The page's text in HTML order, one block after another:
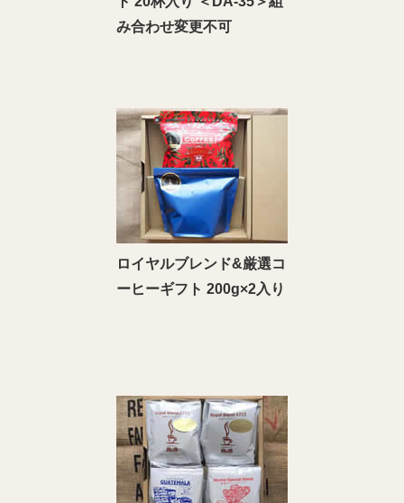
み合わせ変更不可
ロイヤルブレンド&厳選コ
ーヒーギフト 200g×2入り